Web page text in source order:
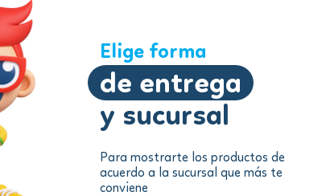
Elige forma
de entrega
y sucursal
Para mostrarte los productos de
acuerdo a la sucursal que más te
conviene
Es un gran regalo para los
querrán añadirlos para destacar
Dimensiones: 14 x 11 x 11 cm
Peso: 0.3 kg
Edad: +4 años